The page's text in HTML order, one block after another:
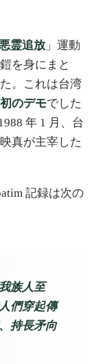
霊追放 」運動
を身にまと
。これは台湾
のデモでした
年 1 月、台
真が主宰した
記録は次の
族人至
們穿起傳
持長矛向